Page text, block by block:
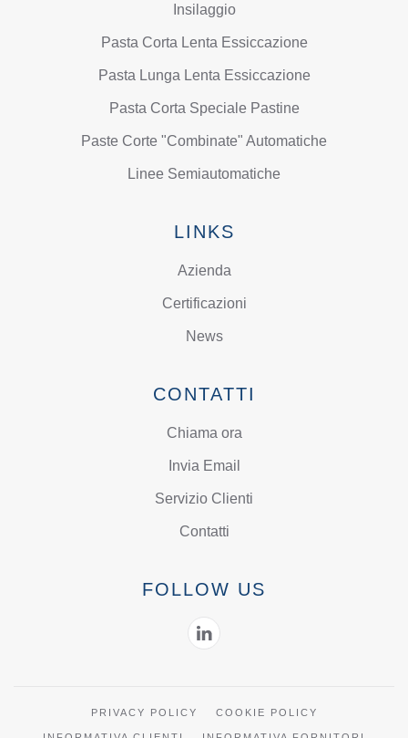
Insilaggio
Pasta Corta Lenta Essiccazione
Pasta Lunga Lenta Essiccazione
Pasta Corta Speciale Pastine
Paste Corte "Combinate" Automatiche
Linee Semiautomatiche
LINKS
Azienda
Certificazioni
News
CONTATTI
Chiama ora
Invia Email
Servizio Clienti
Contatti
FOLLOW US
PRIVACY POLICY COOKIE POLICY